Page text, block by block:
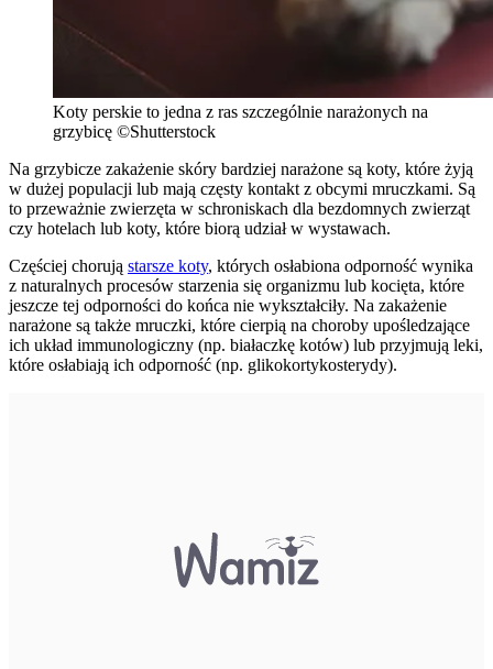
Koty perskie to jedna z ras szczególnie narażonych na
grzybicę ©Shutterstock
Na grzybicze zakażenie skóry bardziej narażone są koty, które żyją
w dużej populacji lub mają częsty kontakt z obcymi mruczkami. Są
to przeważnie zwierzęta w schroniskach dla bezdomnych zwierząt
czy hotelach lub koty, które biorą udział w wystawach.
Częściej chorują starsze koty, których osłabiona odporność wynika
z naturalnych procesów starzenia się organizmu lub kocięta, które
jeszcze tej odporności do końca nie wykształciły. Na zakażenie
narażone są także mruczki, które cierpią na choroby upośledzające
ich układ immunologiczny (np. białaczkę kotów) lub przyjmują leki,
które osłabiają ich odporność (np. glikokortykosterydy).